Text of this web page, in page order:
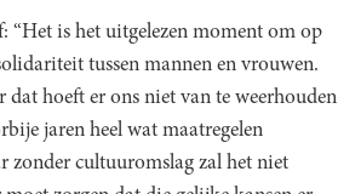
is het uitgelezen moment om op
tussen mannen en vrouwen.
hoeft er ons niet van te weerhouden
jaren heel wat maatregelen
zonder cultuuromslag zal het niet